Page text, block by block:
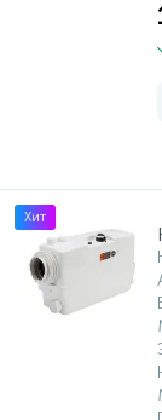
Хит